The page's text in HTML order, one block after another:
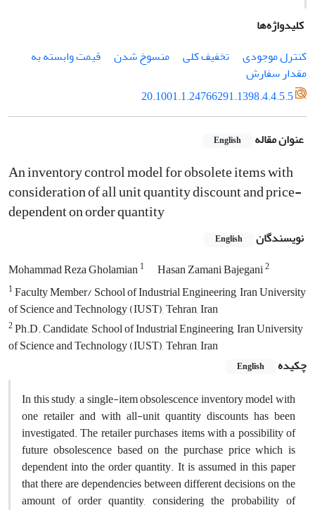
کلیدواژه‌ها
کنترل موجودی
تخفیف کلی منسوخ شدن
قیمت وابسته به
مقدار سفارش
20.1001.1.24766291.1398.4.4.5.5
عنوان مقاله English
An inventory control model for obsolete items with
consideration of all unit quantity discount and price-
dependent on order quantity
نویسندگان English
Mohammad Reza Gholamian1 Hasan Zamani Bajegani2
1Faculty Member/ School of Industrial Engineering, Iran University
of Science and Technology (IUST), Tehran, Iran
2Ph.D. Candidate, School of Industrial Engineering, Iran University
of Science and Technology (IUST), Tehran, Iran
چکیده
English
In this study, a single-item obsolescence inventory model with
one retailer and with all-unit quantity discounts has been
investigated. The retailer purchases items with a possibility of
future obsolescence based on the purchase price which is
dependent into the order quantity. It is assumed in this paper
that there are dependencies between different decisions on the
amount of order quantity, considering the probability of